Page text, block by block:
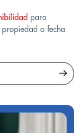
para
o fecha